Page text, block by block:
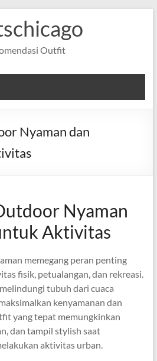
Outfit
Nyaman dan
Nyaman
Aktivitas
memegang peran penting
fisik, petualangan, dan rekreasi.
tubuh dari cuaca
kenyamanan dan
yang tepat memungkinkan
dan tampil stylish saat
aktivitas urban.